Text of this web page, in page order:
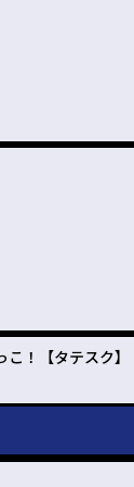
！【タテスク】